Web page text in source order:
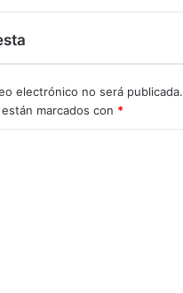
electrónico no será publicada.
marcados con *